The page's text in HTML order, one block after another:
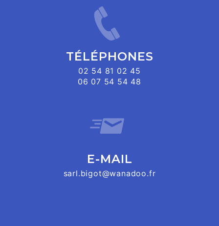
TÉLÉPHONES
02 54 81 02 45
06 07 54 54 48
E-MAIL
sarl.bigot@wanadoo.fr